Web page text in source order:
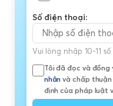
Số điện thoại:
Vui lòng nhập 10-11 số
Tôi đã đọc và đồng
nhân và chấp
định của pháp luật